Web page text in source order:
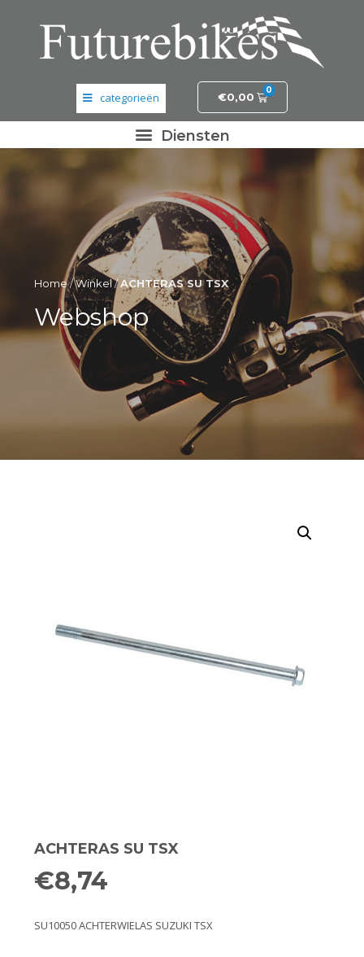
Banden en wielen
Elektronica
Fietsonderdelen
Frame- en stuurdelen
Helmen en kleding
Motordelen
Originele AGM-onderdelen
Originele BTC-onderdelen
Originele Tomos-onderdelen
Bevestigingsdelen
Koffers en manden
Sloten
€0,00
0
Home/Winkel/ACHTERAS SU TSX
Webshop
ACHTERAS SU TSX
€8,74
SU10050 ACHTERWIELAS SUZUKI TSX